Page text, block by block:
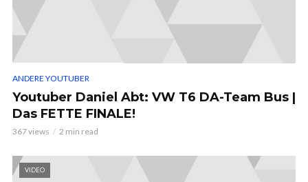
ANDERE YOUTUBER
Youtuber Daniel Abt: VW T6 DA-Team Bus |
Das FETTE FINALE!
367 views 2 min read
VIDEO